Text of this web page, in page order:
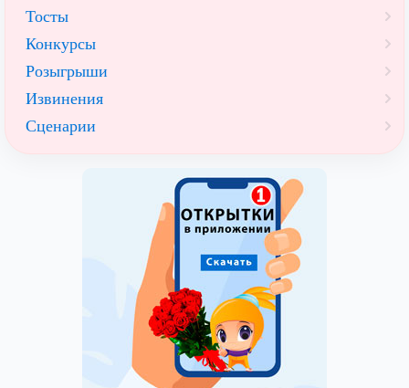
Тосты
Конкурсы
Розыгрыши
Извинения
Сценарии